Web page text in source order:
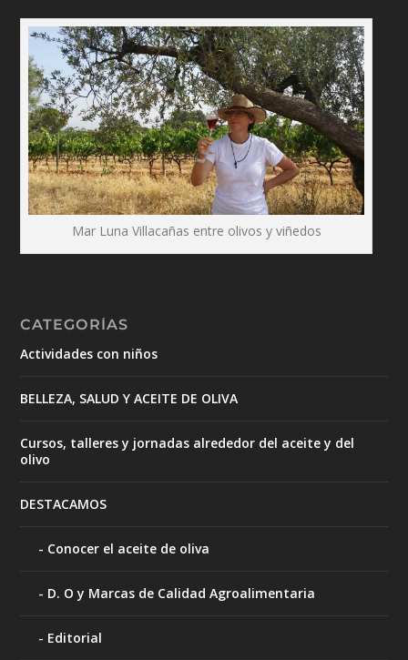
Mar Luna Villacañas entre olivos y viñedos
CATEGORÍAS
Actividades con niños
BELLEZA, SALUD Y ACEITE DE OLIVA
Cursos, talleres y jornadas alrededor del aceite y del
olivo
DESTACAMOS
Conocer el aceite de oliva
D. O y Marcas de Calidad Agroalimentaria
Editorial